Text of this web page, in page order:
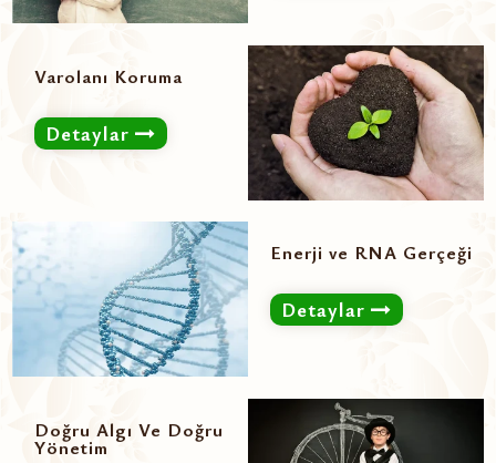
Varolanı Koruma
Detaylar
Enerji ve RNA Gerçeği
Detaylar
Doğru Algı Ve Doğru
Yönetim